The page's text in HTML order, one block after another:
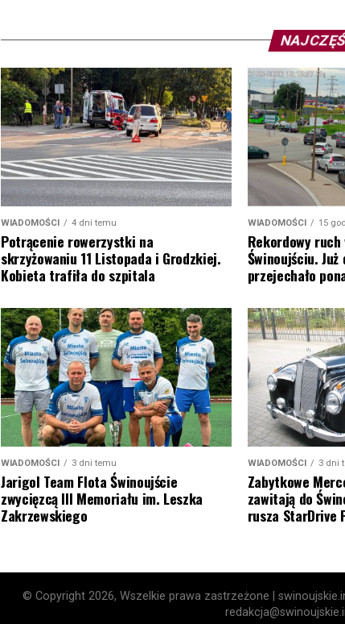
WIADOMOŚCI 4 dni temu
Potrącenie rowerzystki na
skrzyżowaniu 11 Listopada i Grodzkiej.
Kobieta trafiła do szpitala
WIADOMOŚCI 15
Rekordowy
Świnoujściu. Już
przejechało
WIADOMOŚCI 3 dni temu
Jarigol Team Flota Świnoujście
zwycięzcą III Memoriału im. Leszka
Zakrzewskiego
WIADOMOŚCI 3 dni
Zabytkowe
zawitają do
rusza StarDrive
© Copyright 2026, Wszelkie prawa zastrzeżone |